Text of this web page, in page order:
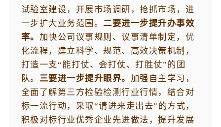
试验室建设，开展市场调研，抢抓市场，进
一步扩大业务范围。 二要进一步提升办事效
率。 加快公司议事规则、议事清单制定，优
化流程，建立科学、规范、高效决策机制，
打造一支“能打仗、会打仗、打胜仗”的团
队。 三要进一步提升眼界。 加强自主学习，
全面了解第三方检验检测行业行情，结合对
标一流行动，采取“请进来走出去”的方式，
积极对标行业优秀企业先进做法，提升发展